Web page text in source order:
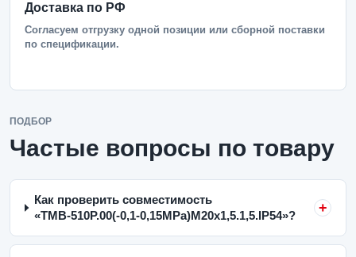
Доставка по РФ
Согласуем отгрузку одной позиции или сборной поставки
по спецификации.
ПОДБОР
Частые вопросы по товару
Как проверить совместимость
«ТМВ-510Р.00(-0,1-0,15MPa)M20x1,5.1,5.IP54»?